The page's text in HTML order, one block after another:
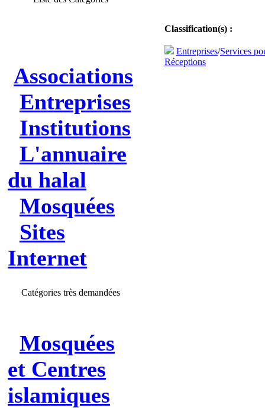
Associations
Entreprises
Institutions
L'annuaire
du halal
Mosquées
Sites
Internet
Catégories très demandées
Mosquées
et Centres
islamiques
Classification(s) :
Entreprises/Services
Réceptions